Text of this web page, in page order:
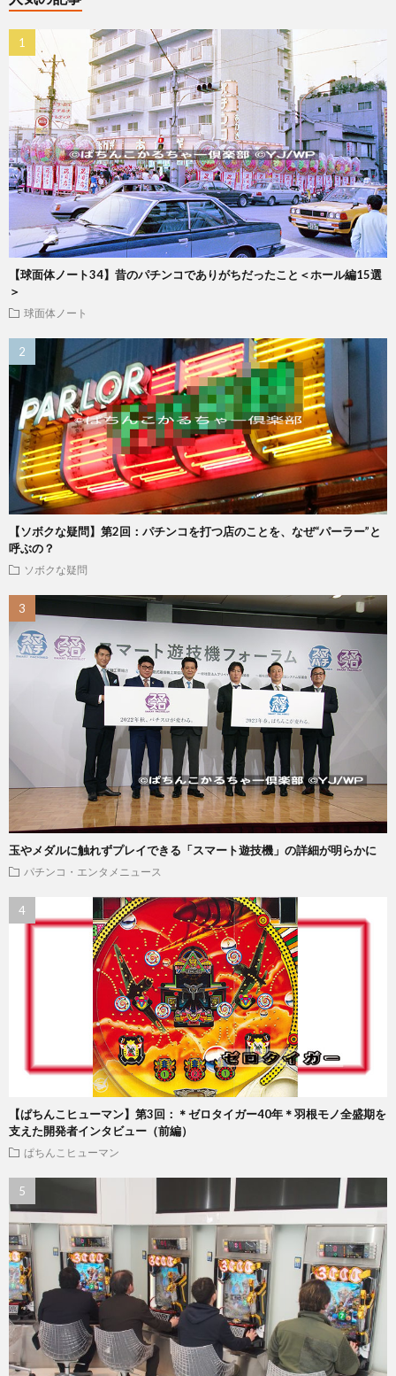
【球面体ノート34】昔のパチンコでありがちだったこと＜ホール編15選
＞
球面体ノート
【ソボクな疑問】第2回：パチンコを打つ店のことを、なぜ“パーラー”と
呼ぶの？
ソボクな疑問
玉やメダルに触れずプレイできる「スマート遊技機」の詳細が明らかに
パチンコ・エンタメニュース
【ぱちんこヒューマン】第3回：＊ゼロタイガー40年＊羽根モノ全盛期を
支えた開発者インタビュー（前編）
ぱちんこヒューマン